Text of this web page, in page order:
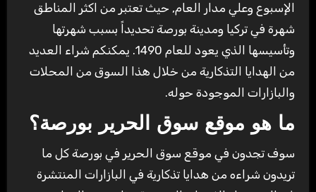
الإسبوع وعلي مدار العام, حيث تعتبر من اكثر المناطق
شهرة في تركيا ومدينة بورصة تحديداً بسبب شهرتها
وتأسيسها الذي يعود للعام 1490. يمكنكم شراء العديد
من الهدايا التذكارية من خلال هذا السوق من المحلات
والبازارات الموجودة حوله.
ما هو موقع سوق الحرير بورصة؟
سوف تجدون في موقع سوق الحرير في بورصة كل ما
تريدون شراءه من هدايا تذكارية في البازارات المنتشرة